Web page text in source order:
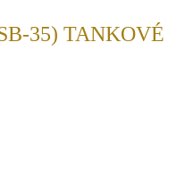
35) TANKOVÉ